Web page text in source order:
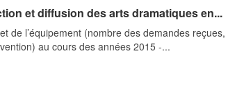
et diffusion des arts dramatiques en...
de l’équipement (nombre des demandes reçues,
au cours des années 2015 -...